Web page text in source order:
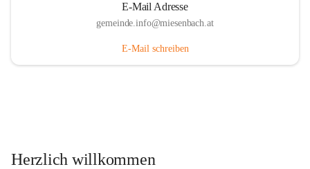
E-Mail Adresse
gemeinde.info@miesenbach.at
E-Mail schreiben
Herzlich willkommen